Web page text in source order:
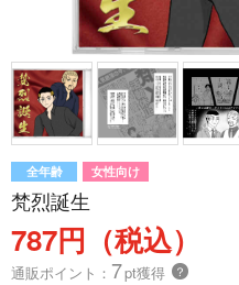
全年齢 女性向け
梵烈誕生
787円（税込）
通販ポイント： 7pt獲得 ？